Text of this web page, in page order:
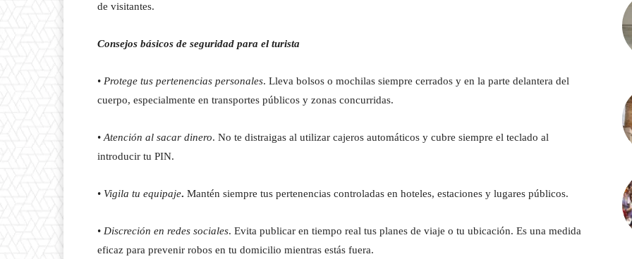
de visitantes.
Consejos básicos de seguridad para el turista
• Protege tus pertenencias personales. Lleva bolsos o mochilas siempre cerrados y en la parte delantera del
cuerpo, especialmente en transportes públicos y zonas concurridas.
• Atención al sacar dinero. No te distraigas al utilizar cajeros automáticos y cubre siempre el teclado al
introducir tu PIN.
• Vigila tu equipaje. Mantén siempre tus pertenencias controladas en hoteles, estaciones y lugares públicos.
• Discreción en redes sociales. Evita publicar en tiempo real tus planes de viaje o tu ubicación. Es una medida
eficaz para prevenir robos en tu domicilio mientras estás fuera.